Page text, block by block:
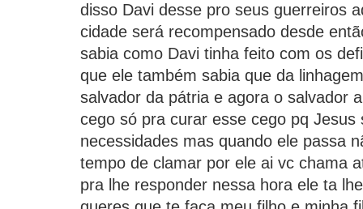
disso Davi desse pro seus guerreiros
cidade será recompensado desde
sabia como Davi tinha feito com os
que ele também sabia que da
salvador da pátria e agora o salvador
cego só pra curar esse cego pq Jesus
necessidades mas quando ele passa
tempo de clamar por ele ai vc chama
pra lhe responder nessa hora ele ta